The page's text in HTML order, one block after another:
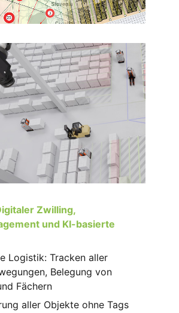
Zwilling,
und KI-basierte
Logistik: Tracken aller
Belegung von
Fächern
aller Objekte ohne Tags